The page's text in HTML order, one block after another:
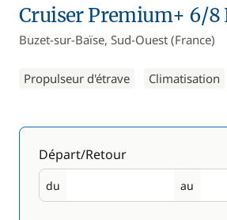
Cruiser Premium+ 6/8
Buzet-sur-Baïse, Sud-Ouest (France)
Propulseur d'étrave Climatisation
Départ/Retour
du
Départ au
Retour